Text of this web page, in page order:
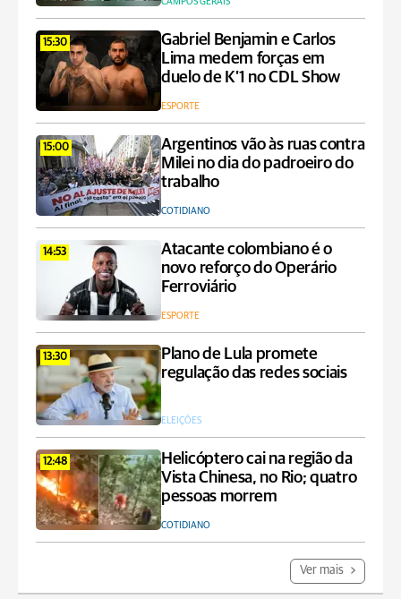
15:30
Gabriel Benjamin e Carlos
Lima medem forças em
duelo de K’1 no CDL Show
ESPORTE
15:00
Argentinos vão às ruas contra
Milei no dia do padroeiro do
trabalho
COTIDIANO
14:53
Atacante colombiano é o
novo reforço do Operário
Ferroviário
ESPORTE
13:30
Plano de Lula promete
regulação das redes sociais
ELEIÇÕES
12:48
Helicóptero cai na região da
Vista Chinesa, no Rio; quatro
pessoas morrem
COTIDIANO
Ver mais